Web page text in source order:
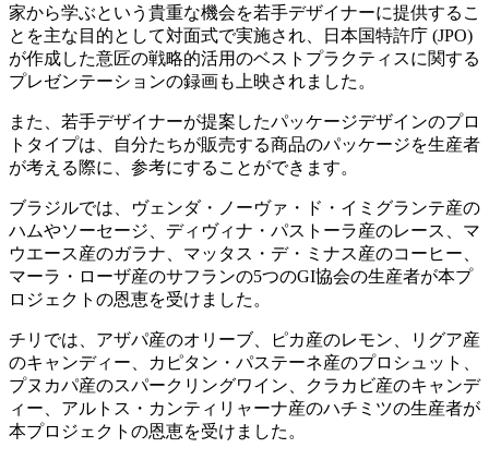
家から学ぶという貴重な機会を若手デザイナーに提供するこ
とを主な目的として対面式で実施され、日本国特許庁 (JPO)
が作成した意匠の戦略的活用のベストプラクティスに関する
プレゼンテーションの録画も上映されました。
また、若手デザイナーが提案したパッケージデザインのプロ
トタイプは、自分たちが販売する商品のパッケージを生産者
が考える際に、参考にすることができます。
ブラジルでは、ヴェンダ・ノーヴァ・ド・イミグランテ産の
ハムやソーセージ、ディヴィナ・パストーラ産のレース、マ
ウエース産のガラナ、マッタス・デ・ミナス産のコーヒー、
マーラ・ローザ産のサフランの5つのGI協会の生産者が本プ
ロジェクトの恩恵を受けました。
チリでは、アザパ産のオリーブ、ピカ産のレモン、リグア産
のキャンディー、カピタン・パステーネ産のプロシュット、
プヌカパ産のスパークリングワイン、クラカビ産のキャンデ
ィー、アルトス・カンティリャーナ産のハチミツの生産者が
本プロジェクトの恩恵を受けました。